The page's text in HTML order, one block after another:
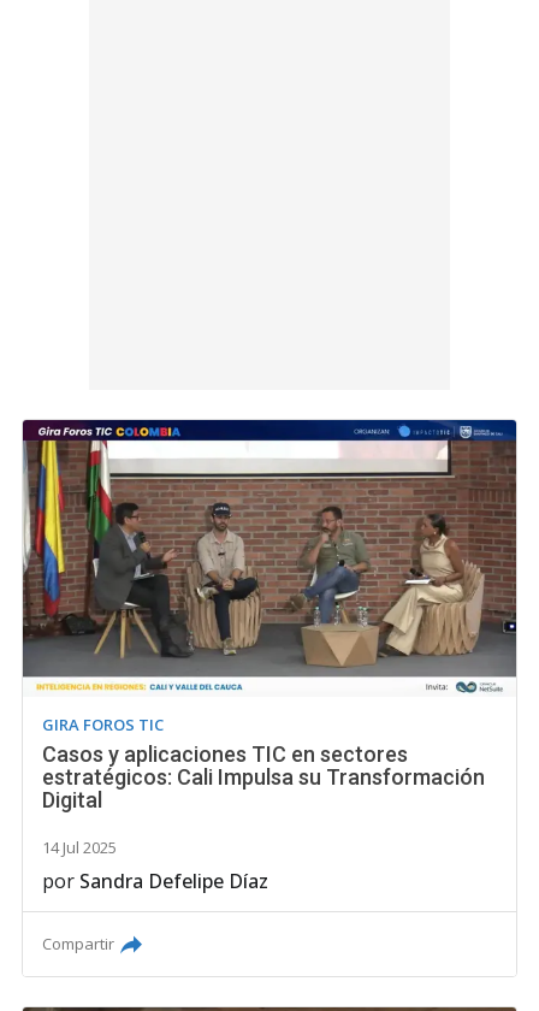
GIRA FOROS TIC
Casos y aplicaciones TIC en sectores
estratégicos: Cali Impulsa su Transformación
Digital
14 Jul 2025
por Sandra Defelipe Díaz
Compartir